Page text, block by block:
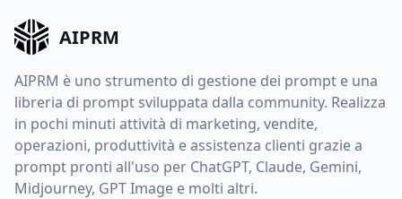
AIPRM
AIPRM è uno strumento di gestione dei prompt e una
libreria di prompt sviluppata dalla community. Realizza
in pochi minuti attività di marketing, vendite,
operazioni, produttività e assistenza clienti grazie a
prompt pronti all'uso per ChatGPT, Claude, Gemini,
Midjourney, GPT Image e molti altri.